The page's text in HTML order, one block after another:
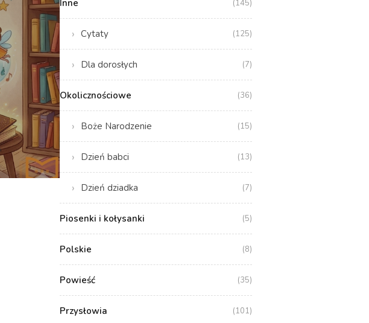
Inne (145)
Cytaty (125)
Dla dorosłych (7)
Okolicznościowe (36)
Boże Narodzenie (15)
Dzień babci (13)
Dzień dziadka (7)
Piosenki i kołysanki (5)
Polskie (8)
Powieść (35)
Przysłowia (101)